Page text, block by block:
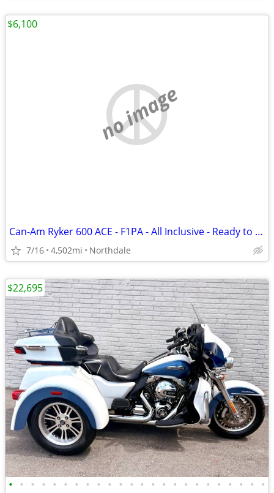
no image
Can-Am Ryker 600 ACE - F1PA - All Inclusive - Ready to Ride!
7/16 4,502mi Northdale
$6,100
• • • • • • • • • • • • • • • • • • • • • • • •
$22,695